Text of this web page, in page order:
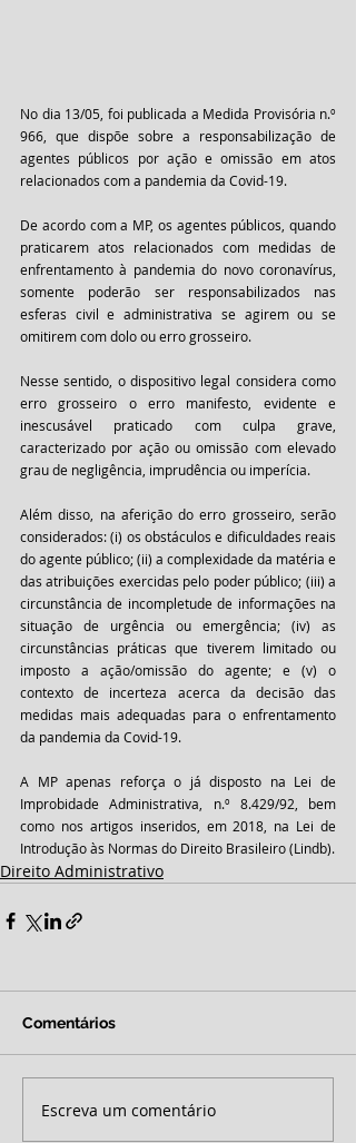
No dia 13/05, foi publicada a Medida Provisória n.º
966, que dispõe sobre a responsabilização de
agentes públicos por ação e omissão em atos
relacionados com a pandemia da Covid-19.
De acordo com a MP, os agentes públicos, quando
praticarem atos relacionados com medidas de
enfrentamento à pandemia do novo coronavírus,
somente poderão ser responsabilizados nas
esferas civil e administrativa se agirem ou se
omitirem com dolo ou erro grosseiro.
Nesse sentido, o dispositivo legal considera como
erro grosseiro o erro manifesto, evidente e
inescusável praticado com culpa grave,
caracterizado por ação ou omissão com elevado
grau de negligência, imprudência ou imperícia.
Além disso, na aferição do erro grosseiro, serão
considerados: (i) os obstáculos e dificuldades reais
do agente público; (ii) a complexidade da matéria e
das atribuições exercidas pelo poder público; (iii) a
circunstância de incompletude de informações na
situação de urgência ou emergência; (iv) as
circunstâncias práticas que tiverem limitado ou
imposto a ação/omissão do agente; e (v) o
contexto de incerteza acerca da decisão das
medidas mais adequadas para o enfrentamento
da pandemia da Covid-19.
A MP apenas reforça o já disposto na Lei de
Improbidade Administrativa, n.º 8.429/92, bem
como nos artigos inseridos, em 2018, na Lei de
Introdução às Normas do Direito Brasileiro (Lindb).
Direito Administrativo
Comentários
Escreva um comentário